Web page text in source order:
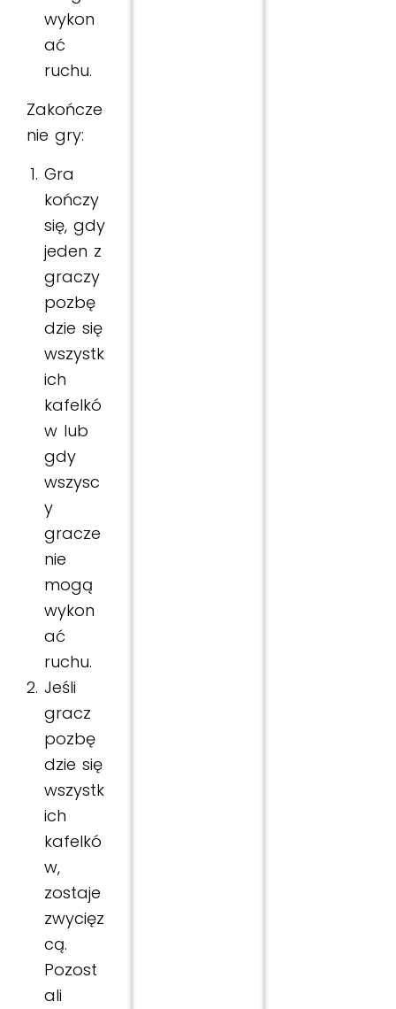
wykon
ać
ruchu.
Zakończe
nie gry:
Gra
kończy
się, gdy
jeden z
graczy
pozbę
dzie się
wszystk
ich
kafelkó
w lub
gdy
wszysc
y
gracze
nie
mogą
wykon
ać
ruchu.
Jeśli
gracz
pozbę
dzie się
wszystk
ich
kafelkó
w,
zostaje
zwycięz
cą.
Pozost
ali